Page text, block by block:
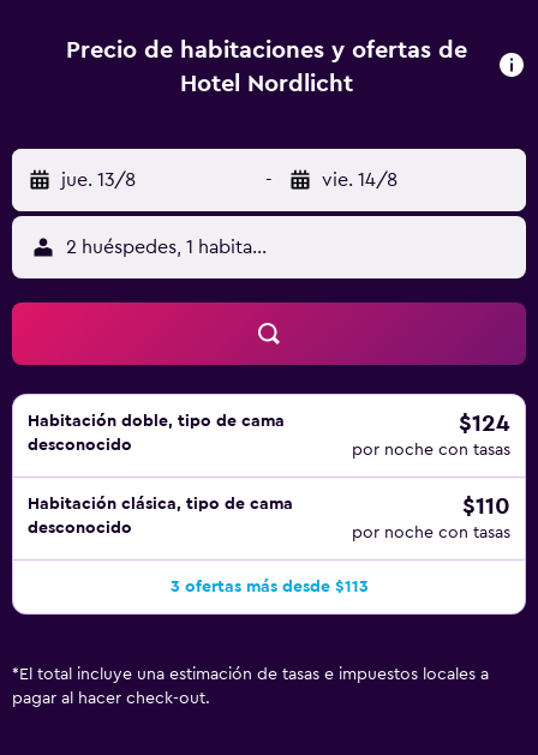
Precio de habitaciones y ofertas de
Hotel Nordlicht
jue. 13/8 - vie. 14/8
2 huéspedes, 1 habitación
Habitación doble, tipo de cama
desconocido
$124
por noche con tasas
Habitación clásica, tipo de cama
desconocido
$110
por noche con tasas
3 ofertas más desde $113
* El total incluye una estimación de tasas e impuestos locales a
pagar al hacer check-out.